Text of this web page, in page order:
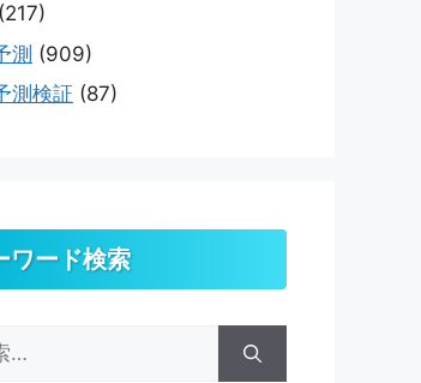
(217)
測 (909)
測検証 (87)
ワード検索